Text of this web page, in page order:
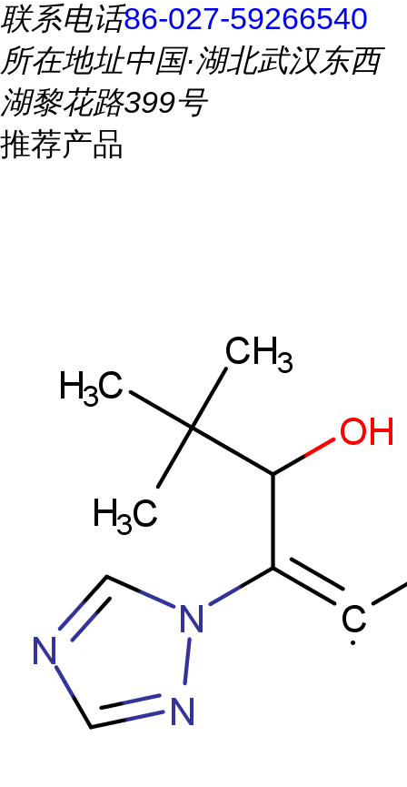
联系电话86-027-59266540
所在地址中国·湖北武汉东西
湖黎花路399号
推荐产品